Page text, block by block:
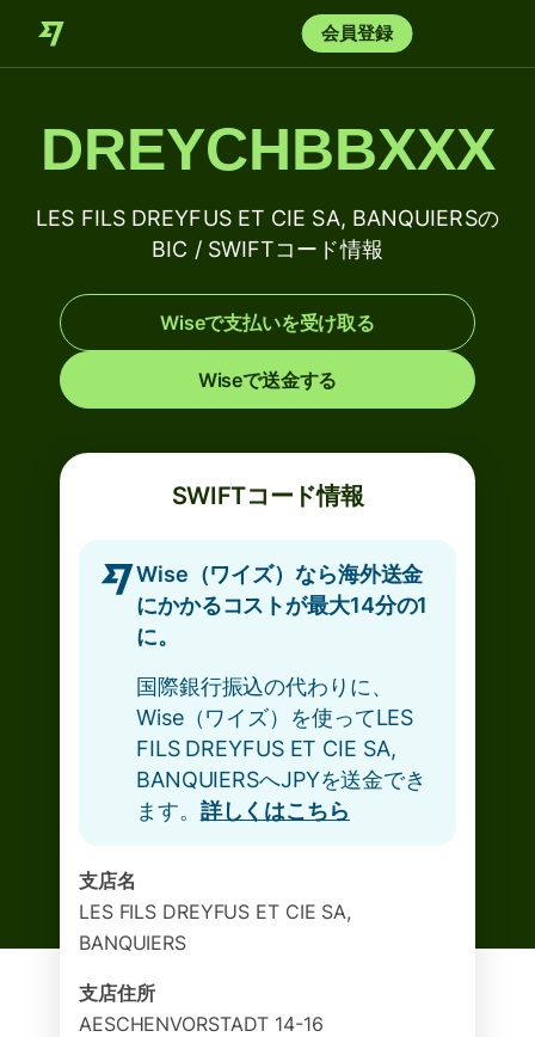
会員登録
DREYCHBBXXX
LES FILS DREYFUS ET CIE SA, BANQUIERSの
BIC / SWIFTコード情報
Wiseで支払いを受け取る
Wiseで送金する
SWIFTコード情報
Wise（ワイズ）なら海外送金
にかかるコストが最大14分の1
に。
国際銀行振込の代わりに、
Wise（ワイズ）を使ってLES
FILS DREYFUS ET CIE SA,
BANQUIERSへJPYを送金でき
ます。 詳しくはこちら
支店名
LES FILS DREYFUS ET CIE SA,
BANQUIERS
支店住所
AESCHENVORSTADT 14-16